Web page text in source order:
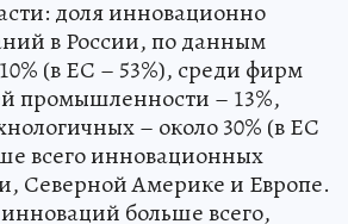
доля инновационно
в России, по данным
(в ЕС – 53%), среди фирм
промышленности – 13%,
– около 30% (в ЕС
всего инновационных
Северной Америке и Европе.
больше всего,